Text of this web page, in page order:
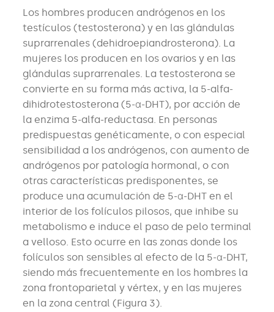
Los hombres producen andrógenos en los
testículos (testosterona) y en las glándulas
suprarrenales (dehidroepiandrosterona). La
mujeres los producen en los ovarios y en las
glándulas suprarrenales. La testosterona se
convierte en su forma más activa, la 5-alfa-
dihidrotestosterona (5-α-DHT), por acción de
la enzima 5-alfa-reductasa. En personas
predispuestas genéticamente, o con especial
sensibilidad a los andrógenos, con aumento de
andrógenos por patología hormonal, o con
otras características predisponentes, se
produce una acumulación de 5-α-DHT en el
interior de los folículos pilosos, que inhibe su
metabolismo e induce el paso de pelo terminal
a velloso. Esto ocurre en las zonas donde los
folículos son sensibles al efecto de la 5-α-DHT,
siendo más frecuentemente en los hombres la
zona frontoparietal y vértex, y en las mujeres
en la zona central (Figura 3).